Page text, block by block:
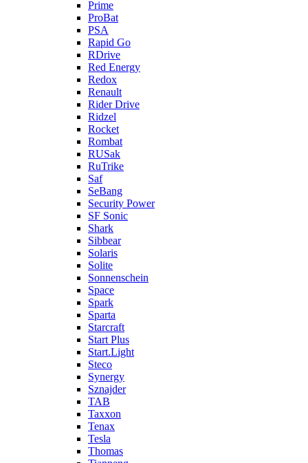
Prime
ProBat
PSA
Rapid Go
RDrive
Red Energy
Redox
Renault
Rider Drive
Ridzel
Rocket
Rombat
RUSak
RuTrike
Saf
SeBang
Security Power
SF Sonic
Shark
Sibbear
Solaris
Solite
Sonnenschein
Space
Spark
Sparta
Starcraft
Start Plus
Start.Light
Steco
Synergy
Sznajder
TAB
Taxxon
Tenax
Tesla
Thomas